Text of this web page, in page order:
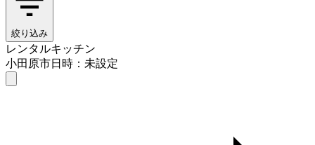
絞り込み
レンタルキッチン
小田原市日時：未設定